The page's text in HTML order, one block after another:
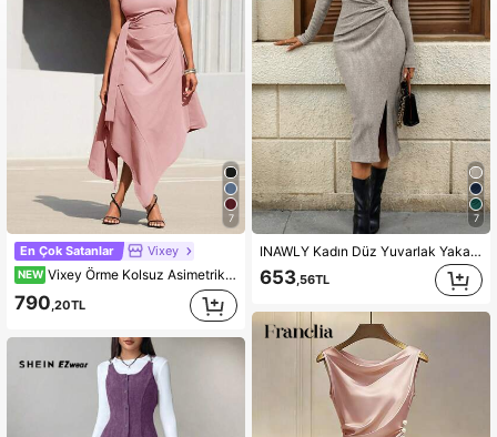
4,72 1.6M Takipçiler
4,72 1.6M Takipçiler
4,72 1.6M Takipçiler
4,72 1.6M Takipçiler
4,72 1.6M Takipçiler
7
En Çok Satanlar Vixey
NEW Vixey Örme Kolsuz Asimetrik Etekli Midi Elbise, Ofis Elbisesi, Masa Başından Akşam Yemeğine, İşten Hafta Sonuna, Çok Yönlü İş Kıyafeti, Ofis Şıklığı, Ofisten Akşama
790 ,20TL
7
INAWLY Kadın Düz Yuvarlak Yaka Bel Büzgülü Yarık Etek Rahat Uzun Kollu Midi Elbise
653,56TL